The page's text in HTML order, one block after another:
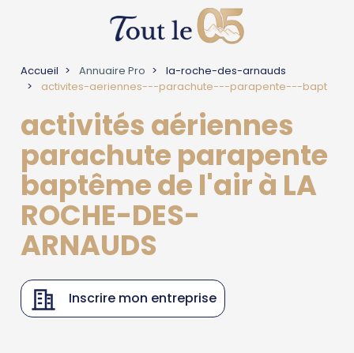
Accueil Annuaire Pro
la-roche-des-arnauds
activites-aeriennes---parachute---parapente---bapt
activités aériennes
parachute parapente
baptême de l'air à LA
ROCHE-DES-
ARNAUDS
Inscrire mon entreprise